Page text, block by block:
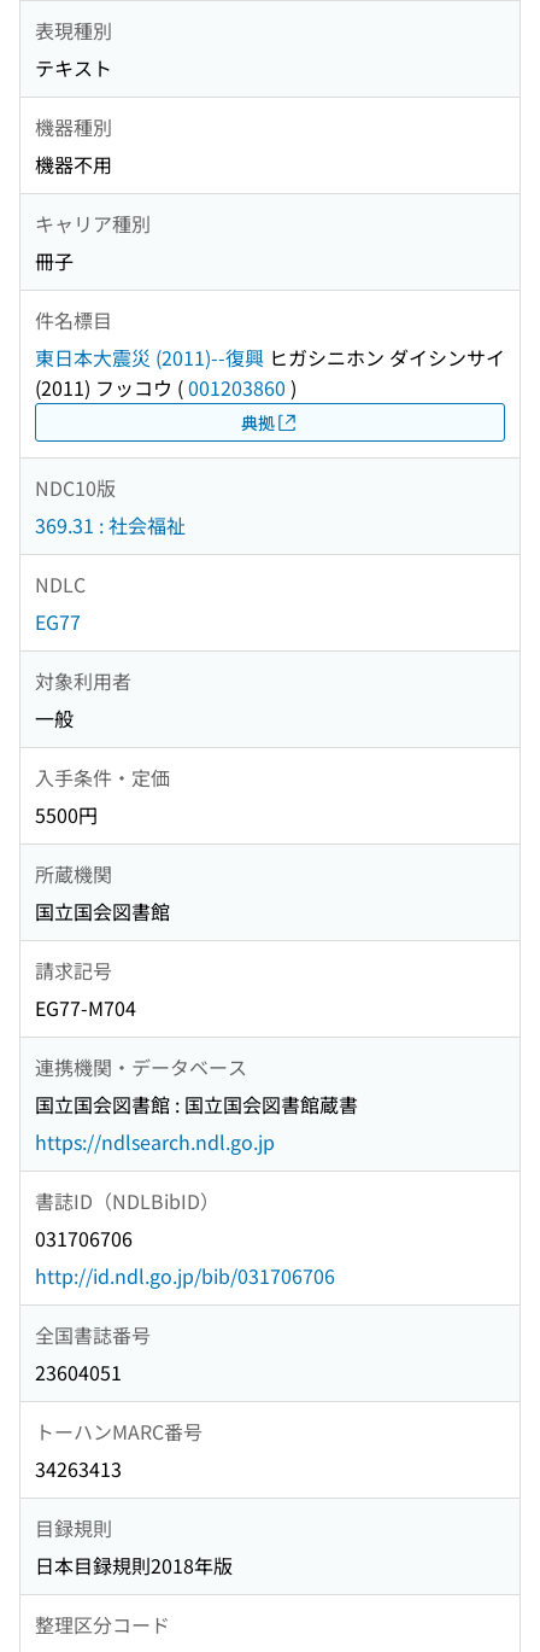
表現種別
テキスト
機器種別
機器不用
キャリア種別
冊子
件名標目
東日本大震災 (2011)--復興 ヒガシニホン ダイシンサイ
(2011) フッコウ (001203860 )
典拠
NDC10版
369.31 : 社会福祉
NDLC
EG77
対象利用者
一般
入手条件・定価
5500円
所蔵機関
国立国会図書館
請求記号
EG77-M704
連携機関・データベース
国立国会図書館 : 国立国会図書館蔵書
https://ndlsearch.ndl.go.jp
書誌ID（NDLBibID）
031706706
http://id.ndl.go.jp/bib/031706706
全国書誌番号
23604051
トーハンMARC番号
34263413
目録規則
日本目録規則2018年版
整理区分コード